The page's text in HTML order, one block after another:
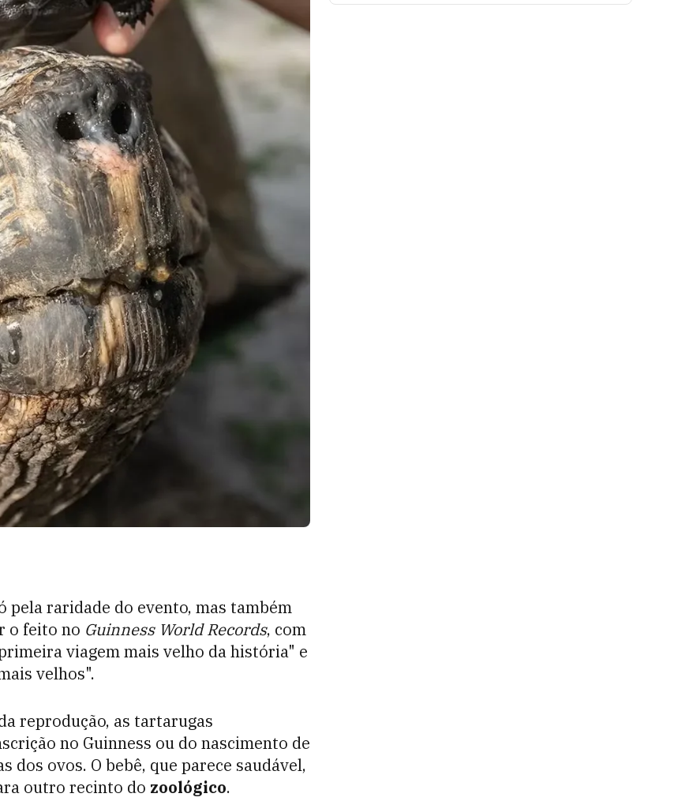
pela raridade do evento, mas também
o feito no Guinness World Records, com
viagem mais velho da história" e
velhos".
reprodução, as tartarugas
no Guinness ou do nascimento de
dos ovos. O bebê, que parece saudável,
outro recinto do zoológico.